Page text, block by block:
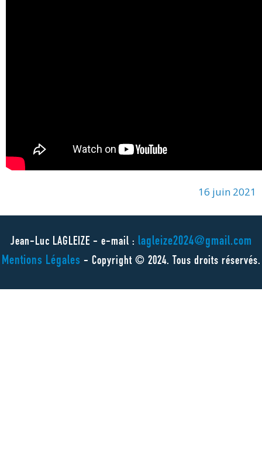
16 juin 2021
Jean-Luc LAGLEIZE - e-mail : lagleize2024@gmail.com
Mentions Légales - Copyright © 2024. Tous droits réservés.